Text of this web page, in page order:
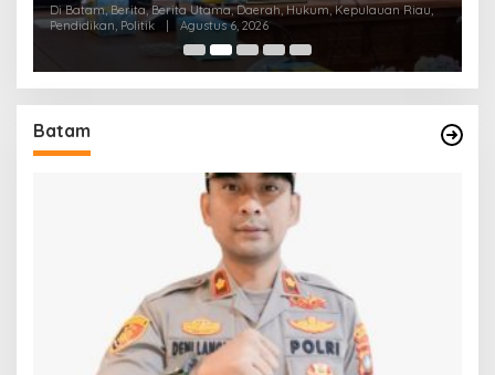
Di Batam, Berita, Berita Utama, Daerah, Hukum, Kepulauan Riau,
Pendidikan, Politik
| Agustus 6, 2026
Batam